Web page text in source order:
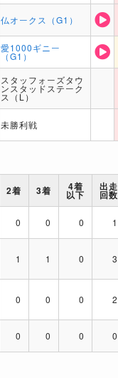
仏オークス（G1）
愛1000ギニー
（G1）
スタッフォーズタウ
ンスタッドステーク
ス（L）
未勝利戦
2着 3着 4着
以下
出走
回数
0 0 0 1
1 1 0 3
0 0 0 2
0 0 0 0